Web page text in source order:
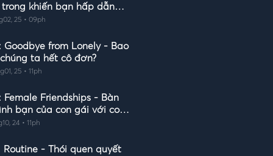
trong khiến bạn hấp dẫn
25 • 09ph
Goodbye from Lonely - Bao
ta hết cô đơn?
25 • 11ph
Female Friendships - Bàn
bạn của con gái với con
24 • 11ph
Routine - Thói quen quyết